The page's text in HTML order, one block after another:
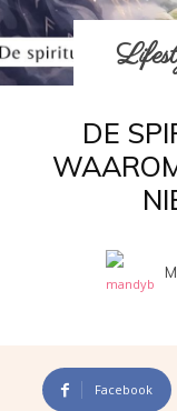
DE
Facebook